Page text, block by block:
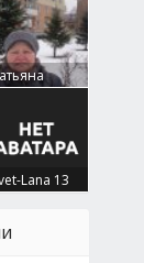
0
Lana 13